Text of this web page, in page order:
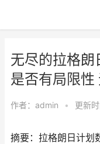
无尽的拉格朗
是否有局限性
作者： admin • 更新
摘要：拉格朗日计划